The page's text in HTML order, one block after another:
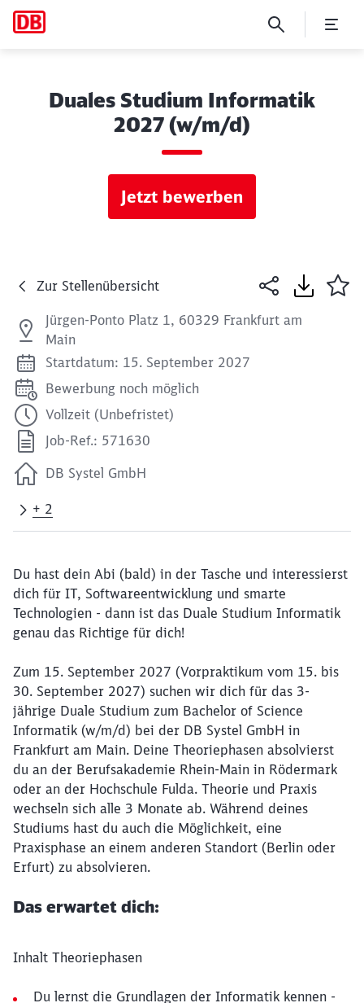
Duales Studium Informatik
2027 (w/m/d)
Jetzt bewerben
Zur Stellenübersicht
Jürgen-Ponto Platz 1, 60329 Frankfurt am
Main
Startdatum: 15. September 2027
Bewerbung noch möglich
Vollzeit (Unbefristet)
Job-Ref.: 571630
DB Systel GmbH
+ 2
Du hast dein Abi (bald) in der Tasche und interessierst
dich für IT, Softwareentwicklung und smarte
Technologien - dann ist das Duale Studium Informatik
genau das Richtige für dich!
Zum 15. September 2027 (Vorpraktikum vom 15. bis
30. September 2027) suchen wir dich für das 3-
jährige Duale Studium zum Bachelor of Science
Informatik (w/m/d) bei der DB Systel GmbH in
Frankfurt am Main. Deine Theoriephasen absolvierst
du an der Berufsakademie Rhein-Main in Rödermark
oder an der Hochschule Fulda. Theorie und Praxis
wechseln sich alle 3 Monate ab. Während deines
Studiums hast du auch die Möglichkeit, eine
Praxisphase an einem anderen Standort (Berlin oder
Erfurt) zu absolvieren.
Das erwartet dich:
Inhalt Theoriephasen
Du lernst die Grundlagen der Informatik kennen -